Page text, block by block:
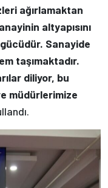
ağırlamaktan
altyapısını
Sanayide
taşımaktadır.
diliyor, bu
müdürlerimize